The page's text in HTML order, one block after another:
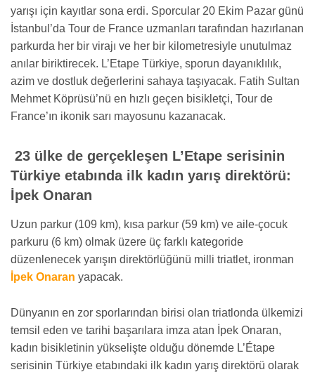
yarışı için kayıtlar sona erdi. Sporcular 20 Ekim Pazar günü
İstanbul’da Tour de France uzmanları tarafından hazırlanan
parkurda her bir virajı ve her bir kilometresiyle unutulmaz
anılar biriktirecek. L’Etape Türkiye, sporun dayanıklılık,
azim ve dostluk değerlerini sahaya taşıyacak. Fatih Sultan
Mehmet Köprüsü’nü en hızlı geçen bisikletçi, Tour de
France’ın ikonik sarı mayosunu kazanacak.
23 ülke de gerçekleşen L’Etape serisinin
Türkiye etabında ilk kadın yarış direktörü:
İpek Onaran
Uzun parkur (109 km), kısa parkur (59 km) ve aile-çocuk
parkuru (6 km) olmak üzere üç farklı kategoride
düzenlenecek yarışın direktörlüğünü milli triatlet, ironman
İpek Onaran yapacak.
Dünyanın en zor sporlarından birisi olan triatlonda ülkemizi
temsil eden ve tarihi başarılara imza atan İpek Onaran,
kadın bisikletinin yükselişte olduğu dönemde L’Étape
serisinin Türkiye etabındaki ilk kadın yarış direktörü olarak